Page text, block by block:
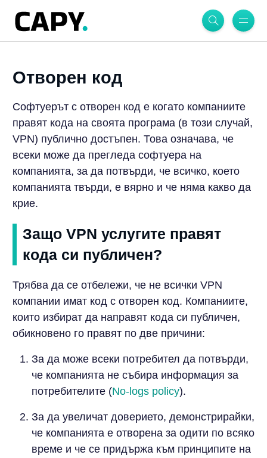
Отворен код
Софтуерът с отворен код е когато компаниите
правят кода на своята програма (в този случай,
VPN) публично достъпен. Това означава, че
всеки може да прегледа софтуера на
компанията, за да потвърди, че всичко, което
компанията твърди, е вярно и че няма какво да
крие.
Защо VPN услугите правят
кода си публичен?
Трябва да се отбележи, че не всички VPN
компании имат код с отворен код. Компаниите,
които избират да направят кода си публичен,
обикновено го правят по две причини:
За да може всеки потребител да потвърди,
че компанията не събира информация за
потребителите (No-logs policy).
За да увеличат доверието, демонстрирайки,
че компанията е отворена за одити по всяко
време и че се придържа към принципите на